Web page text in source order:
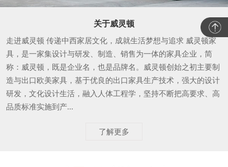
关于威灵顿
走进威灵顿 传递中西家居文化，成就生活梦想与追求 威灵顿家
具，是一家集设计与研发、制造、销售为一体的家具企业，简
称：威灵顿，既是企业名，也是品牌名。威灵顿创始之初主要制
造与出口欧美家具，基于优良的出口家具生产技术，强大的设计
研发，文化设计生活，融入人体工程学，坚持不断把高要求、高
品质标准实施到产...
了解更多